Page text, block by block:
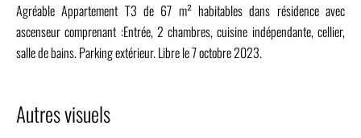
Agréable Appartement T3 de 67 m² habitables dans résidence avec
ascenseur comprenant :Entrée, 2 chambres, cuisine indépendante, cellier,
salle de bains. Parking extérieur. Libre le 7 octobre 2023.
Autres visuels